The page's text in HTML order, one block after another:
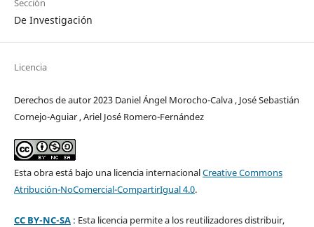
Sección
De Investigación
Licencia
Derechos de autor 2023 Daniel Ángel Morocho-Calva , José Sebastián
Cornejo-Aguiar , Ariel José Romero-Fernández
Esta obra está bajo una licencia internacionalCreative Commons
Atribución-NoComercial-CompartirIgual 4.0.
CC BY-NC-SA: Esta licencia permite a los reutilizadores distribuir,